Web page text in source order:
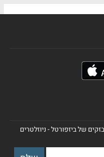
של ביזפורטל - ניוזלטרים